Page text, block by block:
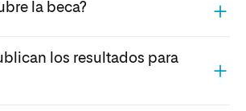
la beca?
los resultados para